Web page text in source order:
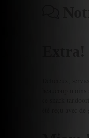
Délicieux,
beaucoup
ce snack
été reçu avec